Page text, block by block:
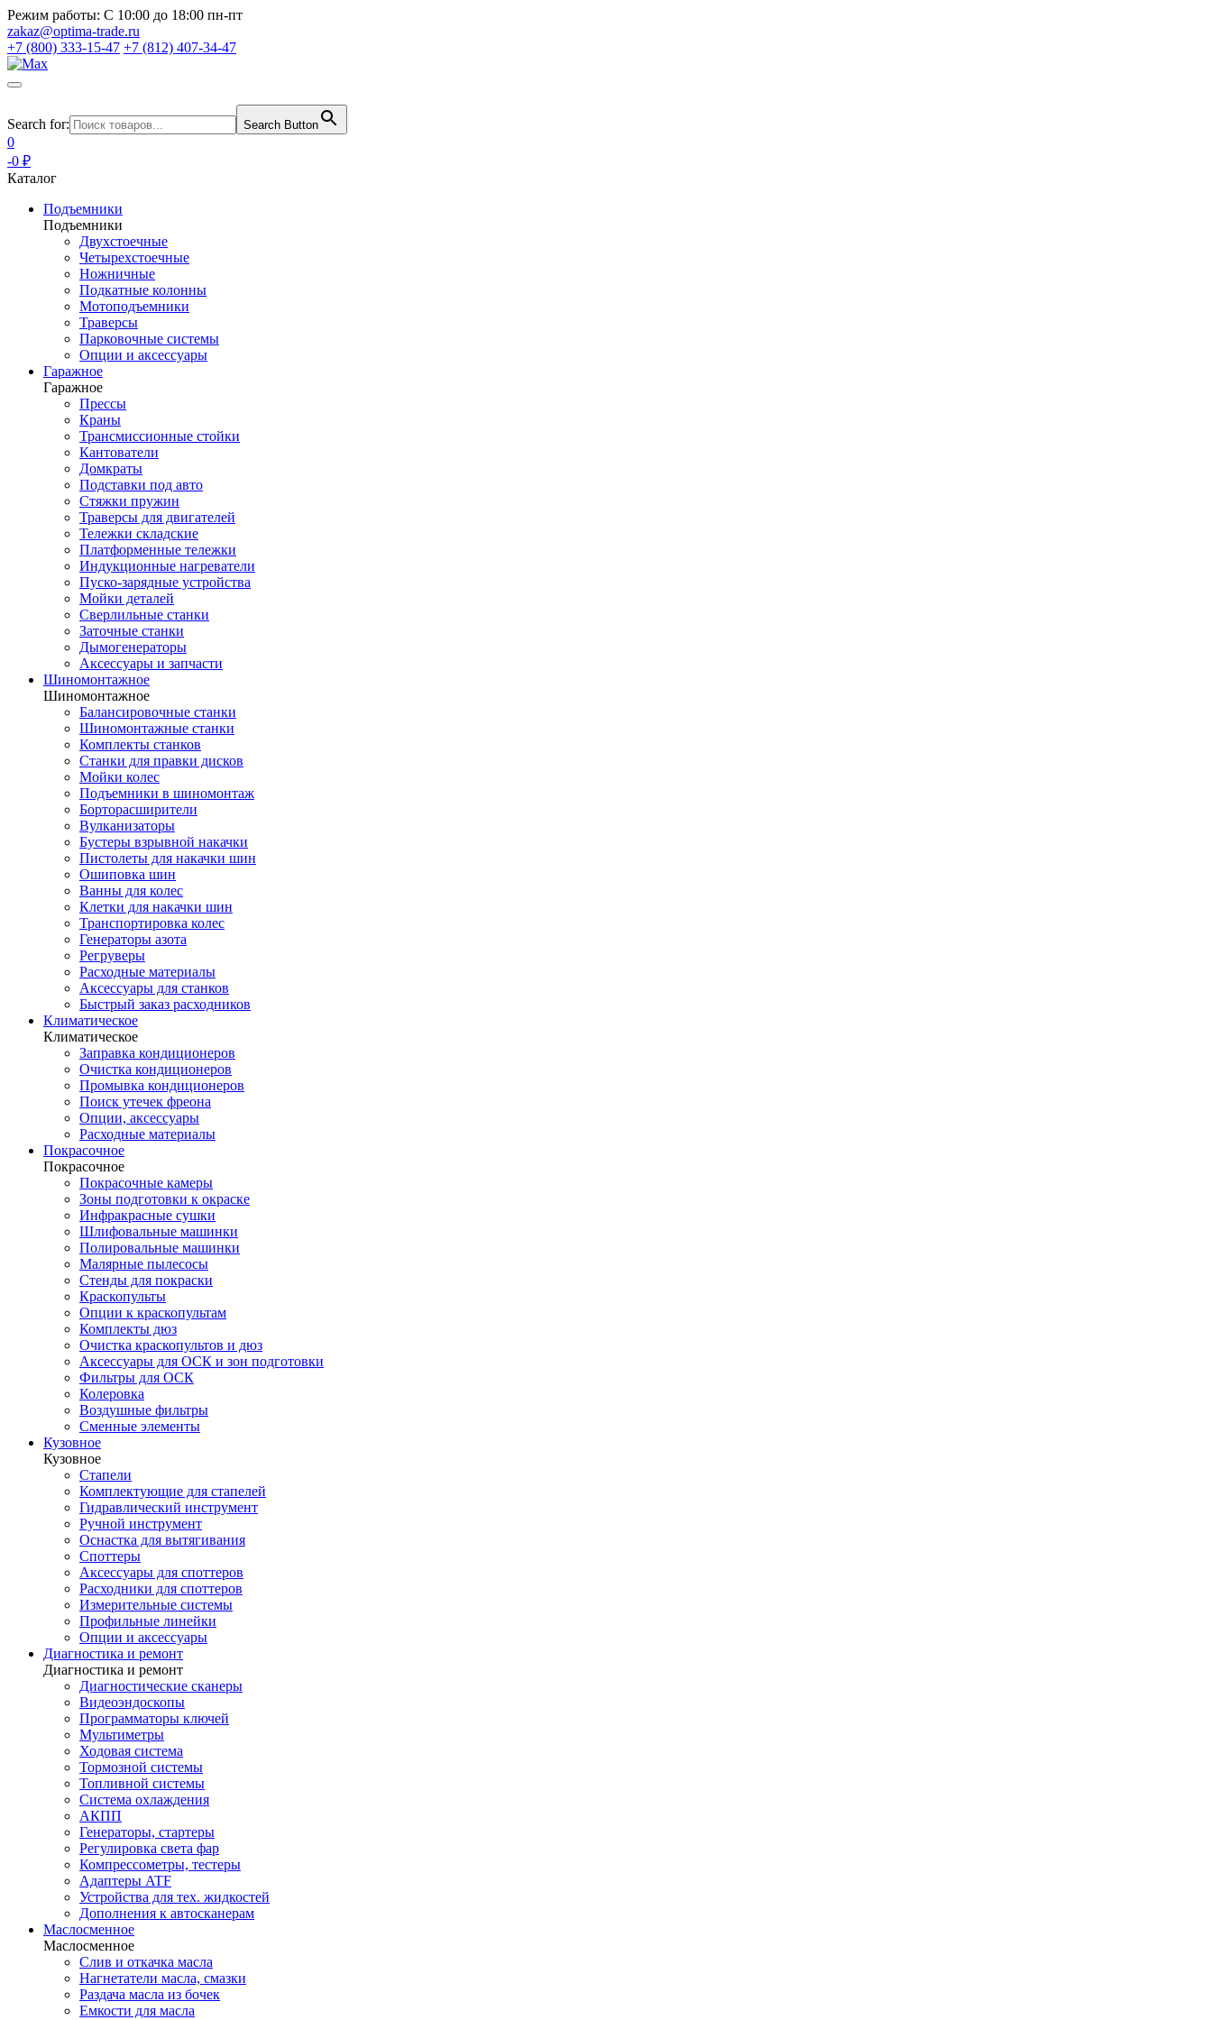
Режим работы: С 10:00 до 18:00 пн-пт
zakaz@optima-trade.ru
+7 (800) 333-15-47 +7 (812) 407-34-47
Search for: Search Button
0
-0 ₽
Каталог
Подъемники
Подъемники
Двухстоечные
Четырехстоечные
Ножничные
Подкатные колонны
Мотоподъемники
Траверсы
Парковочные системы
Опции и аксессуары
Гаражное
Гаражное
Прессы
Краны
Трансмиссионные стойки
Кантователи
Домкраты
Подставки под авто
Стяжки пружин
Траверсы для двигателей
Тележки складские
Платформенные тележки
Индукционные нагреватели
Пуско-зарядные устройства
Мойки деталей
Сверлильные станки
Заточные станки
Дымогенераторы
Аксессуары и запчасти
Шиномонтажное
Шиномонтажное
Балансировочные станки
Шиномонтажные станки
Комплекты станков
Станки для правки дисков
Мойки колес
Подъемники в шиномонтаж
Борторасширители
Вулканизаторы
Бустеры взрывной накачки
Пистолеты для накачки шин
Ошиповка шин
Ванны для колес
Клетки для накачки шин
Транспортировка колес
Генераторы азота
Регруверы
Расходные материалы
Аксессуары для станков
Быстрый заказ расходников
Климатическое
Климатическое
Заправка кондиционеров
Очистка кондиционеров
Промывка кондиционеров
Поиск утечек фреона
Опции, аксессуары
Расходные материалы
Покрасочное
Покрасочное
Покрасочные камеры
Зоны подготовки к окраске
Инфракрасные сушки
Шлифовальные машинки
Полировальные машинки
Малярные пылесосы
Стенды для покраски
Краскопульты
Опции к краскопультам
Комплекты дюз
Очистка краскопультов и дюз
Аксессуары для ОСК и зон подготовки
Фильтры для ОСК
Колеровка
Воздушные фильтры
Сменные элементы
Кузовное
Кузовное
Стапели
Комплектующие для стапелей
Гидравлический инструмент
Ручной инструмент
Оснастка для вытягивания
Споттеры
Аксессуары для споттеров
Расходники для споттеров
Измерительные системы
Профильные линейки
Опции и аксессуары
Диагностика и ремонт
Диагностика и ремонт
Диагностические сканеры
Видеоэндоскопы
Программаторы ключей
Мультиметры
Ходовая система
Тормозной системы
Топливной системы
Система охлаждения
АКПП
Генераторы, стартеры
Регулировка света фар
Компрессометры, тестеры
Адаптеры ATF
Устройства для тех. жидкостей
Дополнения к автосканерам
Маслосменное
Маслосменное
Слив и откачка масла
Нагнетатели масла, смазки
Раздача масла из бочек
Емкости для масла